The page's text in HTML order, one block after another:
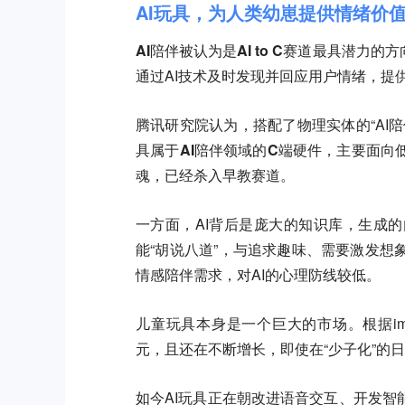
AI玩具，为人类幼崽提供情绪价
AI陪伴被认为是AI to C赛道最具潜力的方
通过AI技术及时发现并回应用户情绪，提
腾讯研究院认为，搭配了物理实体的“AI
具属于AI陪伴领域的C端硬件，主要面向
魂，已经杀入早教赛道。
一方面，AI背后是庞大的知识库，生成
能“胡说八道”，与追求趣味、需要激发
情感陪伴需求，对AI的心理防线较低。
儿童玩具本身是一个巨大的市场。根据
元，且还在不断增长，即使在“少子化”的
如今AI玩具正在朝改进语音交互、开发